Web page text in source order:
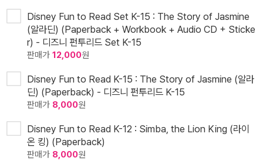
Disney Fun to Read Set K-15 : The Story of Jasmine
(알라딘) (Paperback + Workbook + Audio CD + Sticke
r) - 디즈니 펀투리드 Set K-15
판매가 12,000원
Disney Fun to Read K-15 : The Story of Jasmine (알라
딘) (Paperback) - 디즈니 펀투리드 K-15
판매가 8,000원
Disney Fun to Read K-12 : Simba, the Lion King (라이
온 킹) (Paperback)
판매가 8,000원